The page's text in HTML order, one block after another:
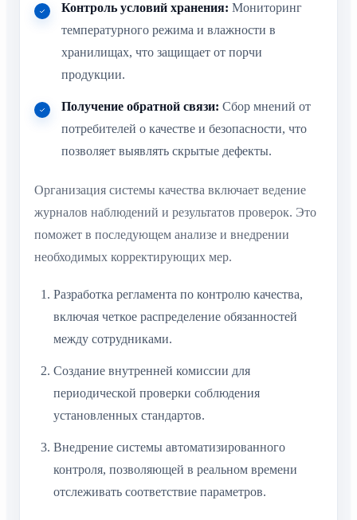
Контроль условий хранения: Мониторинг
температурного режима и влажности в
хранилищах, что защищает от порчи
продукции.
Получение обратной связи: Сбор мнений от
потребителей о качестве и безопасности, что
позволяет выявлять скрытые дефекты.
Организация системы качества включает ведение
журналов наблюдений и результатов проверок. Это
поможет в последующем анализе и внедрении
необходимых корректирующих мер.
Разработка регламента по контролю качества,
включая четкое распределение обязанностей
между сотрудниками.
Создание внутренней комиссии для
периодической проверки соблюдения
установленных стандартов.
Внедрение системы автоматизированного
контроля, позволяющей в реальном времени
отслеживать соответствие параметров.